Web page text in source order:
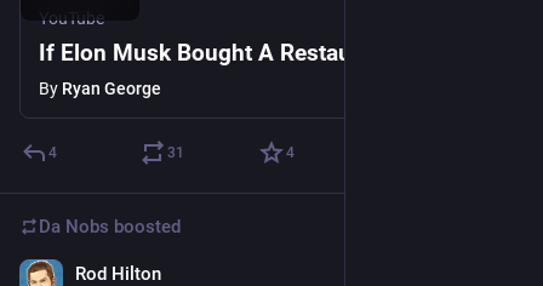
YouTube
If Elon Musk Bought A Restaurant
By Ryan George
4 31 4
Da Nobs boosted
Rod Hilton